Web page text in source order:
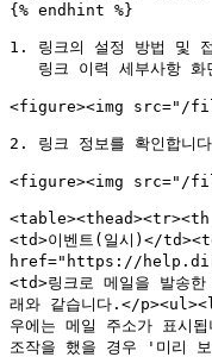
{% endhint %}
1. 링크의 설정 방법 및
<figure><img src="/
2. 링크 정보를 확인합니
<figure><img src="/
<table><thead><tr><th
<td>이벤트(일시)</
href="https://
<td>링크로 메일을 발송
래와 같습니다.</
우에는 메일 주소가 표
조작을 했을 경우 '미